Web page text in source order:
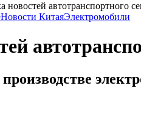
новостей автотранспортного
Новости КитаяЭлектромобили